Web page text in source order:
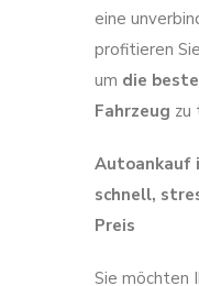
eine
profitieren
um die
Fahrzeug zu
Autoankauf
schnell,
Preis
Sie möchten